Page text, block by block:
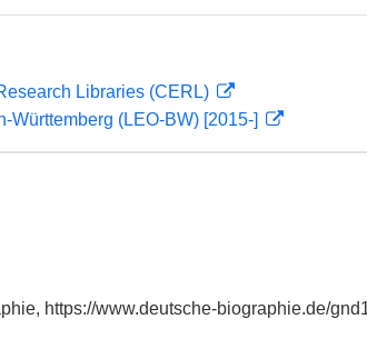
Libraries (CERL)
(LEO-BW) [2015-]
https://www.deutsche-biographie.de/